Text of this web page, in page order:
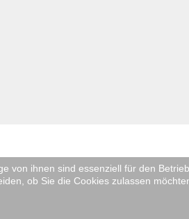
von ihnen sind essenziell für den
ob Sie die Cookies zulassen